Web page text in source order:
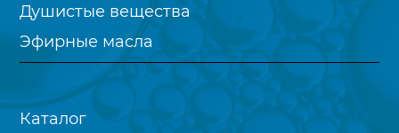
Душистые вещества
Эфирные масла
Каталог